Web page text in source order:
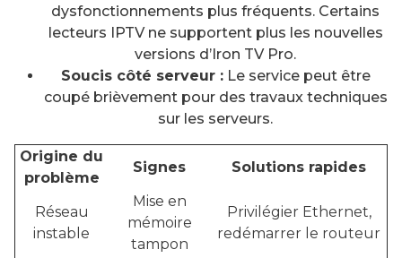
dysfonctionnements plus fréquents. Certains
lecteurs IPTV ne supportent plus les nouvelles
versions d’Iron TV Pro.
Soucis côté serveur :Le service peut être
coupé brièvement pour des travaux techniques
sur les serveurs.
Origine du
problème
Signes Solutions rapides
Réseau
instable
Mise en
mémoire
tampon
Privilégier Ethernet,
redémarrer le routeur